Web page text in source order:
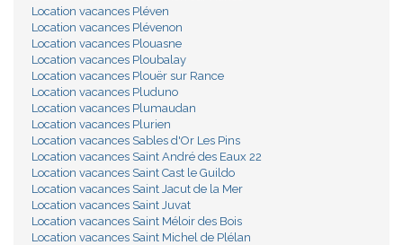
Location vacances Pléven
Location vacances Plévenon
Location vacances Plouasne
Location vacances Ploubalay
Location vacances Plouër sur Rance
Location vacances Pluduno
Location vacances Plumaudan
Location vacances Plurien
Location vacances Sables d'Or Les Pins
Location vacances Saint André des Eaux 22
Location vacances Saint Cast le Guildo
Location vacances Saint Jacut de la Mer
Location vacances Saint Juvat
Location vacances Saint Méloir des Bois
Location vacances Saint Michel de Plélan